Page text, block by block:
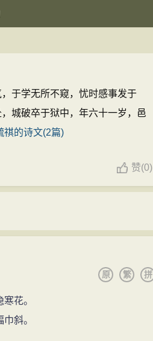
于学无所不窥，忧时感事发于
城破卒于狱中，年六十一岁，邑
祺的诗文(2篇)
赞(0)
拼
繁
原
花。
斜。